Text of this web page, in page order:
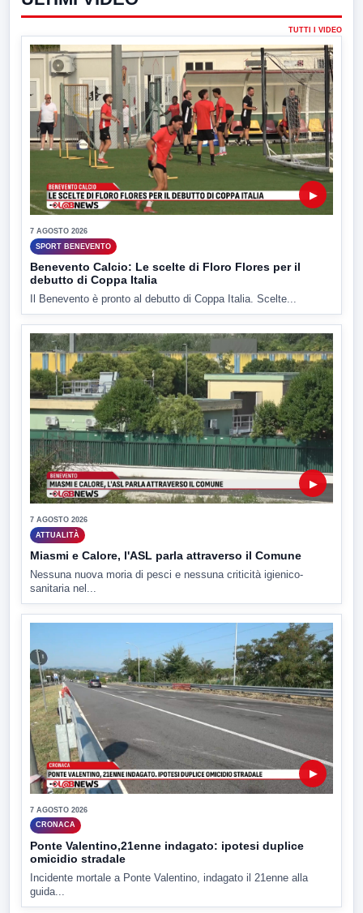
TUTTI I VIDEO
▶
7 AGOSTO 2026
SPORT BENEVENTO
Benevento Calcio: Le scelte di Floro Flores per il
debutto di Coppa Italia
Il Benevento è pronto al debutto di Coppa Italia. Scelte...
▶
7 AGOSTO 2026
ATTUALITÀ
Miasmi e Calore, l'ASL parla attraverso il Comune
Nessuna nuova moria di pesci e nessuna criticità igienico-
sanitaria nel...
▶
7 AGOSTO 2026
CRONACA
Ponte Valentino,21enne indagato: ipotesi duplice
omicidio stradale
Incidente mortale a Ponte Valentino, indagato il 21enne alla
guida...